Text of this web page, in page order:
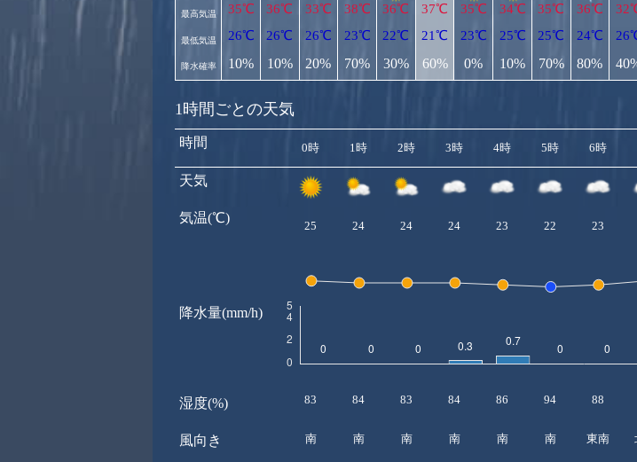
最高気温
最低気温
降水確率
35℃
26℃
10%
36℃
26℃
10%
33℃
26℃
20%
38℃
23℃
70%
36℃
22℃
30%
37℃
21℃
60%
35℃
23℃
0%
34℃
25℃
10%
35℃
25℃
70%
36℃
24℃
80%
1時間ごとの天気
時間
天気
気温(℃)
降水量(mm/h)
湿度(%)
風向き
0時 1時 2時 3時 4時 5時 6時
25 24 24 24 23 22 23
83 84 83 84 86 94 88
南 南 南 南 南 南 東南